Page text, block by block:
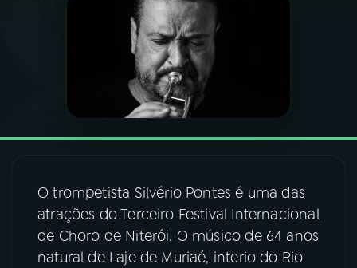
PROGRAMAS
06VIDEOCASTS
07ÚLTIMAS
08 FESTIVAL DE MÚSICA
O trompetista Silvério Pontes é uma das
atrações do Terceiro Festival Internacional
de Choro de Niterói. O músico de 64 anos
natural de Laje de Muriaé, interio do Rio